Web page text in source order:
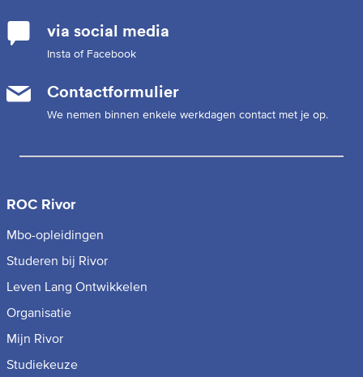
via social media
Insta of Facebook
Contactformulier
We nemen binnen enkele werkdagen contact met je op.
ROC Rivor
Mbo-opleidingen
Studeren bij Rivor
Leven Lang Ontwikkelen
Organisatie
Mijn Rivor
Studiekeuze